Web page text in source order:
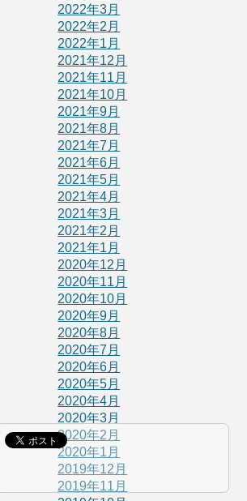
2022年3月
2022年2月
2022年1月
2021年12月
2021年11月
2021年10月
2021年9月
2021年8月
2021年7月
2021年6月
2021年5月
2021年4月
2021年3月
2021年2月
2021年1月
2020年12月
2020年11月
2020年10月
2020年9月
2020年8月
2020年7月
2020年6月
2020年5月
2020年4月
2020年3月
2020年2月
2020年1月
2019年12月
2019年11月